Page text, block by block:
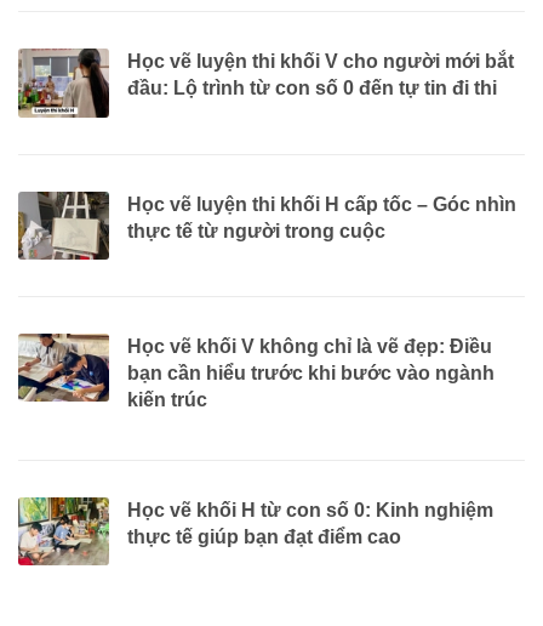
Học vẽ luyện thi khối V cho người mới bắt
đầu: Lộ trình từ con số 0 đến tự tin đi thi
Học vẽ luyện thi khối H cấp tốc – Góc nhìn
thực tế từ người trong cuộc
Học vẽ khối V không chỉ là vẽ đẹp: Điều
bạn cần hiểu trước khi bước vào ngành
kiến trúc
Học vẽ khối H từ con số 0: Kinh nghiệm
thực tế giúp bạn đạt điểm cao